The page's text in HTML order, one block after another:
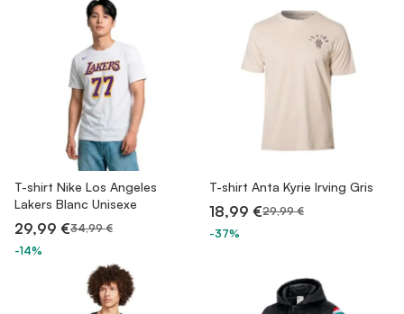
T-shirt Nike Los Angeles
Lakers Blanc Unisexe
29,99 €34,99 €
-14%
T-shirt Anta Kyrie Irving Gris
18,99 €29,99 €
-37%